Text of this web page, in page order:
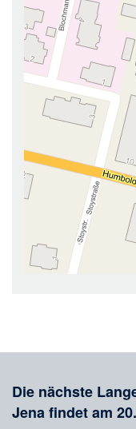
Die nächste
Jena findet am